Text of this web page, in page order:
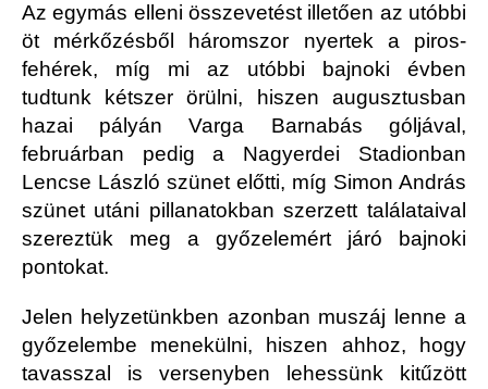
Az egymás elleni összevetést illetően az utóbbi
öt mérkőzésből háromszor nyertek a piros-
fehérek, míg mi az utóbbi bajnoki évben
tudtunk kétszer örülni, hiszen augusztusban
hazai pályán Varga Barnabás góljával,
februárban pedig a Nagyerdei Stadionban
Lencse László szünet előtti, míg Simon András
szünet utáni pillanatokban szerzett találataival
szereztük meg a győzelemért járó bajnoki
pontokat.
Jelen helyzetünkben azonban muszáj lenne a
győzelembe menekülni, hiszen ahhoz, hogy
tavasszal is versenyben lehessünk kitűzött